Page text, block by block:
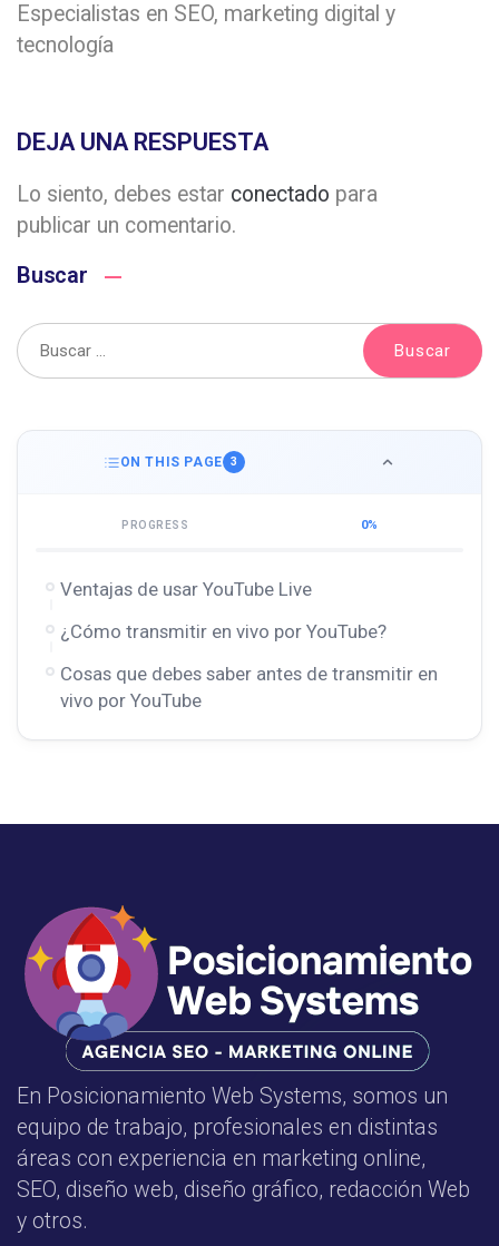
Especialistas en SEO, marketing digital y
tecnología
DEJA UNA RESPUESTA
Lo siento, debes estar conectado para
publicar un comentario.
Buscar
ON THIS PAGE 3
PROGRESS 0%
Ventajas de usar YouTube Live
¿Cómo transmitir en vivo por YouTube?
Cosas que debes saber antes de transmitir en
vivo por YouTube
En Posicionamiento Web Systems, somos un
equipo de trabajo, profesionales en distintas
áreas con experiencia en marketing online,
SEO, diseño web, diseño gráfico, redacción Web
y otros.